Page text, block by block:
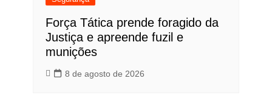
Força Tática prende foragido da
Justiça e apreende fuzil e
munições
8 de agosto de 2026